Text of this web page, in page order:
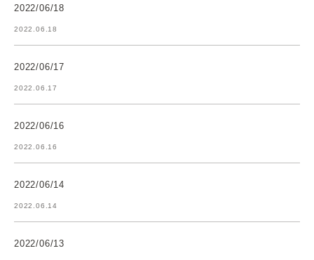
2022/06/18
2022.06.18
2022/06/17
2022.06.17
2022/06/16
2022.06.16
2022/06/14
2022.06.14
2022/06/13